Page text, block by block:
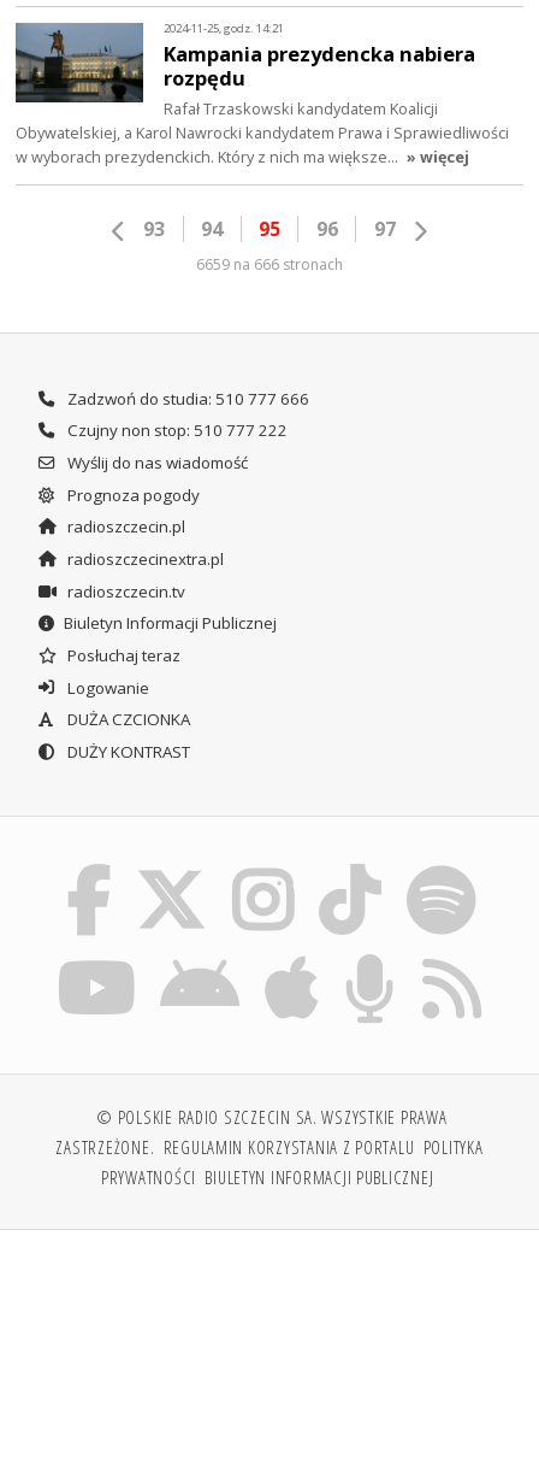
2024-11-25, godz. 14:21
Kampania prezydencka nabiera
rozpędu
Rafał Trzaskowski kandydatem Koalicji
Obywatelskiej, a Karol Nawrocki kandydatem Prawa i Sprawiedliwości
w wyborach prezydenckich. Który z nich ma większe… » więcej
93 94 95 96 97
6659 na 666 stronach
Zadzwoń do studia: 510 777 666
Czujny non stop: 510 777 222
Wyślij do nas wiadomość
Prognoza pogody
radioszczecin.pl
radioszczecinextra.pl
radioszczecin.tv
Biuletyn Informacji Publicznej
Posłuchaj teraz
Logowanie
DUŻA CZCIONKA
DUŻY KONTRAST
© POLSKIE RADIO SZCZECIN SA. WSZYSTKIE PRAWA
ZASTRZEŻONE. REGULAMIN KORZYSTANIA Z PORTALU POLITYKA
PRYWATNOŚCI BIULETYN INFORMACJI PUBLICZNEJ